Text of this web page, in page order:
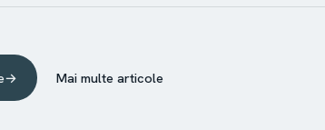
→ Mai multe articole